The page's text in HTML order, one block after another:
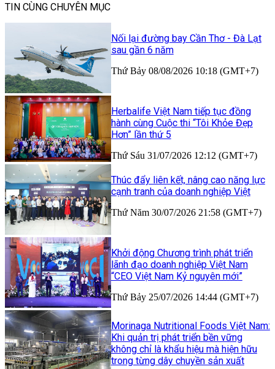
TIN CÙNG CHUYÊN MỤC
Nối lại đường bay Cần Thơ - Đà Lạt
sau gần 6 năm
Thứ Bảy 08/08/2026 10:18 (GMT+7)
Herbalife Việt Nam tiếp tục đồng
hành cùng Cuộc thi “Tôi Khỏe Đẹp
Hơn” lần thứ 5
Thứ Sáu 31/07/2026 12:12 (GMT+7)
Thúc đẩy liên kết, nâng cao năng lực
cạnh tranh của doanh nghiệp Việt
Thứ Năm 30/07/2026 21:58 (GMT+7)
Khởi động Chương trình phát triển
lãnh đạo doanh nghiệp Việt Nam
“CEO Việt Nam Kỷ nguyên mới”
Thứ Bảy 25/07/2026 14:44 (GMT+7)
Morinaga Nutritional Foods Việt Nam:
Khi quản trị phát triển bền vững
không chỉ là khẩu hiệu mà hiện hữu
trong từng dây chuyền sản xuất